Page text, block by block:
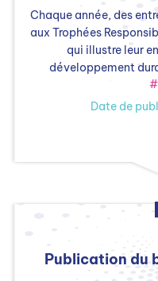
Chaque année, des
aux Trophées
qui illustre leur
développement
Date de
Publication du